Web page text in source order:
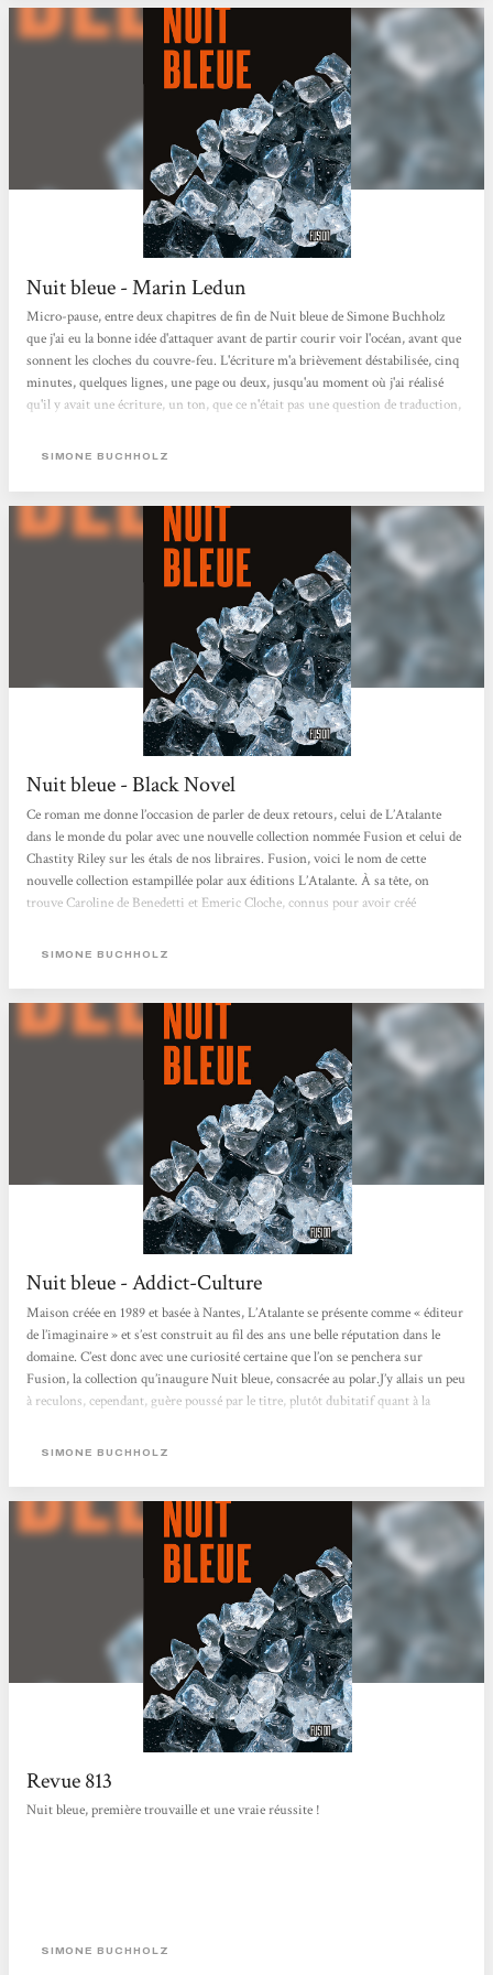
Nuit bleue - Marin Ledun
Micro-pause, entre deux chapitres de fin de Nuit bleue de Simone Buchholz
que j'ai eu la bonne idée d'attaquer avant de partir courir voir l'océan, avant que
sonnent les cloches du couvre-feu. L'écriture m'a brièvement déstabilisée, cinq
minutes, quelques lignes, une page ou deux, jusqu'au moment où j'ai réalisé
qu'il y avait une écriture, un ton, que ce n'était pas une question de traduction,
lâcher depuis. Je me régale. Ce personnage de Chastity Riley est dément,
SIMONE BUCHHOLZ
Nuit bleue - Black Novel
Ce roman me donne l’occasion de parler de deux retours, celui de L’Atalante
dans le monde du polar avec une nouvelle collection nommée Fusion et celui de
Chastity Riley sur les étals de nos libraires. Fusion, voici le nom de cette
nouvelle collection estampillée polar aux éditions L’Atalante. À sa tête, on
trouve Caroline de Benedetti et Emeric Cloche, connus pour avoir créé
trimestrielle L’indic, une véritable source de savoir du polar. Chastity Riley a
SIMONE BUCHHOLZ
Nuit bleue - Addict-Culture
Maison créée en 1989 et basée à Nantes, L’Atalante se présente comme « éditeur
de l’imaginaire » et s’est construit au fil des ans une belle réputation dans le
domaine. C’est donc avec une curiosité certaine que l’on se penchera sur
Fusion, la collection qu’inaugure Nuit bleue, consacrée au polar.J’y allais un peu
à reculons, cependant, guère poussé par le titre, plutôt dubitatif quant à la
s’imposant à mon esprit...
SIMONE BUCHHOLZ
Revue 813
Nuit bleue, première trouvaille et une vraie réussite !
SIMONE BUCHHOLZ